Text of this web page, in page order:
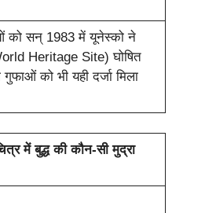
को सन् 1983 में यूनेस्को ने
Heritage Site) घोषित
गुफाओं को भी यही दर्जा मिला
में बुद्ध की कौन-सी मुद्रा